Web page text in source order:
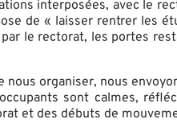
interposées, avec le
de « laisser rentrer les
le rectorat, les portes
organiser, nous
sont calmes,
et des débuts de